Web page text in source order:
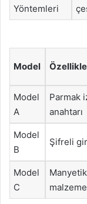
Yöntemleri
Model
Model
A
Parmak
anahtarı
Model
B
Şifreli
Model
C
malzeme